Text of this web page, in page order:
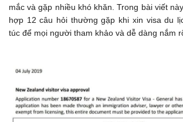
mắc và gặp nhiều khó khăn. Trong bài viết
hợp 12 câu hỏi thường gặp khi xin visa du
túc để mọi người tham khảo và dễ dàng nắm